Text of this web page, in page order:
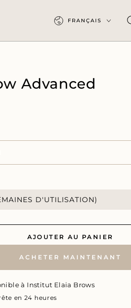
LangueFRANÇAIS
Advanced
D'UTILISATION)
AJOUTER AU PANIER
ACHETER MAINTENANT
à Institut Elaia Brows
en 24 heures